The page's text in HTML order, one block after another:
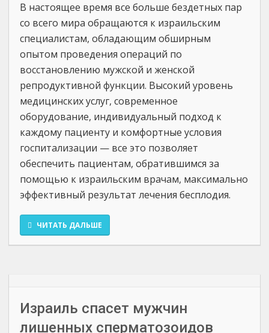
В настоящее время все больше бездетных пар
со всего мира обращаются к израильским
специалистам, обладающим обширным
опытом проведения операций по
восстановлению мужской и женской
репродуктивной функции. Высокий уровень
медицинских услуг, современное
оборудование, индивидуальный подход к
каждому пациенту и комфортные условия
госпитализации — все это позволяет
обеспечить пациентам, обратившимся за
помощью к израильским врачам, максимально
эффективный результат лечения бесплодия.
ЧИТАТЬ ДАЛЬШЕ
Израиль спасет мужчин
лишенных сперматозоидов